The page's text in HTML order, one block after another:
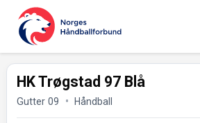
HK Trøgstad 97 Blå
Gutter 09 Håndball